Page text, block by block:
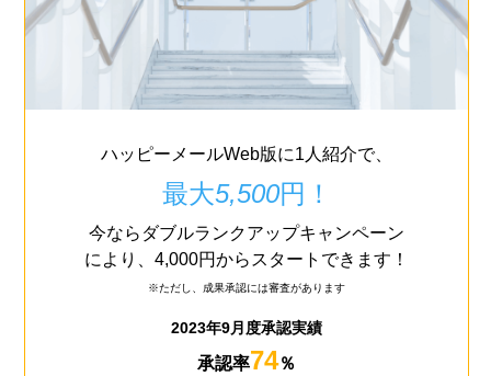
ハッピーメールWeb版に1人紹介で、
最大5,500円！
今ならダブルランクアップキャンペーン
により、4,000円からスタートできます！
※ただし、成果承認には審査があります
2023年9月度承認実績
承認率74％